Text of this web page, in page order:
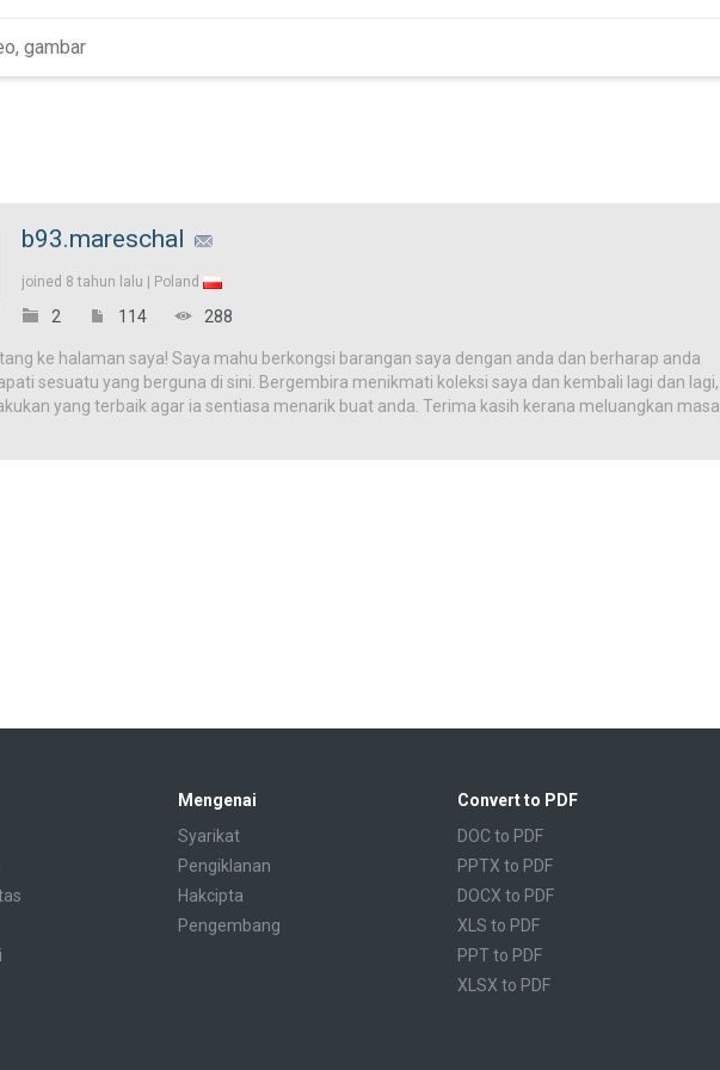
b93.mareschal
joined 8 tahun lalu | Poland
2 114 288
ke halaman saya! Saya mahu berkongsi barangan saya dengan anda dan berharap anda
sesuatu yang berguna di sini. Bergembira menikmati koleksi saya dan kembali lagi dan lagi,
yang terbaik agar ia sentiasa menarik buat anda. Terima kasih kerana meluangkan masa
Mengenai
Syarikat
Pengiklanan
Hakcipta
Pengembang
Convert to PDF
DOC to PDF
PPTX to PDF
DOCX to PDF
XLS to PDF
PPT to PDF
XLSX to PDF